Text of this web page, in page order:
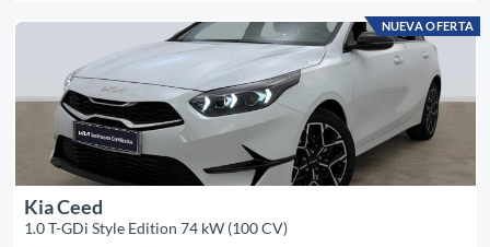
NUEVA OFERTA
Kia Ceed
1.0 T-GDi Style Edition 74 kW (100 CV)